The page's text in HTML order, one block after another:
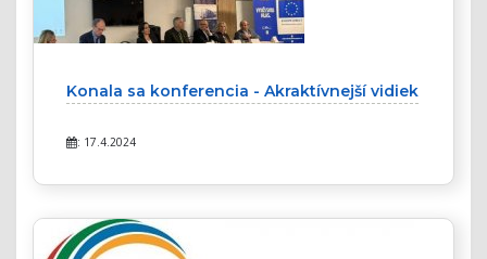
Konala sa konferencia - Akraktívnejší vidiek
: 17.4.2024